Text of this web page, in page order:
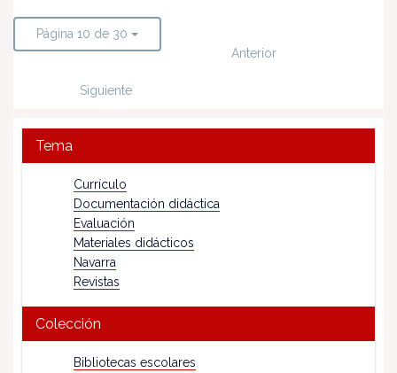
Página 10 de 30
Anterior
Siguiente
Tema
Currículo
Documentación didáctica
Evaluación
Materiales didácticos
Navarra
Revistas
Colección
Bibliotecas escolares